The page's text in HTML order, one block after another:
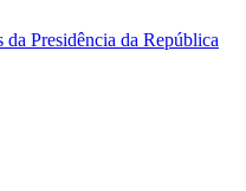
Presidência da República